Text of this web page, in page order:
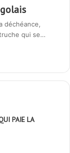
déchéance,
qui se…
PAIE LA